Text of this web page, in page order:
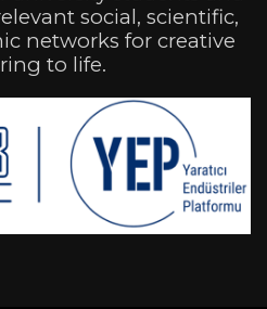
social, scientific,
networks for creative
to life.